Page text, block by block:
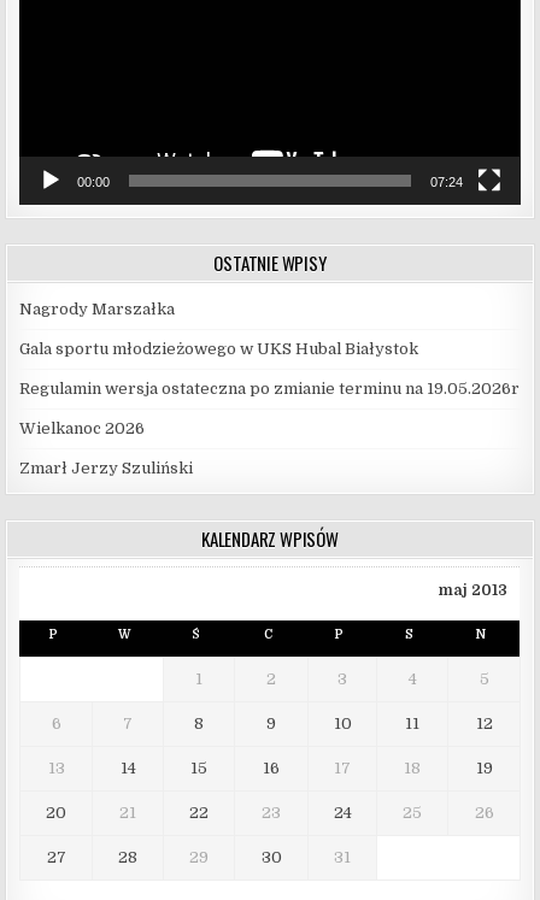
00:00 07:24
OSTATNIE WPISY
Nagrody Marszałka
Gala sportu młodzieżowego w UKS Hubal Białystok
Regulamin wersja ostateczna po zmianie terminu na 19.05.2026r
Wielkanoc 2026
Zmarł Jerzy Szuliński
KALENDARZ WPISÓW
maj 2013
P W Ś C P S N
1 2 3 4 5
6 7 8 9 10 11 12
13 14 15 16 17 18 19
20 21 22 23 24 25 26
27 28 29 30 31